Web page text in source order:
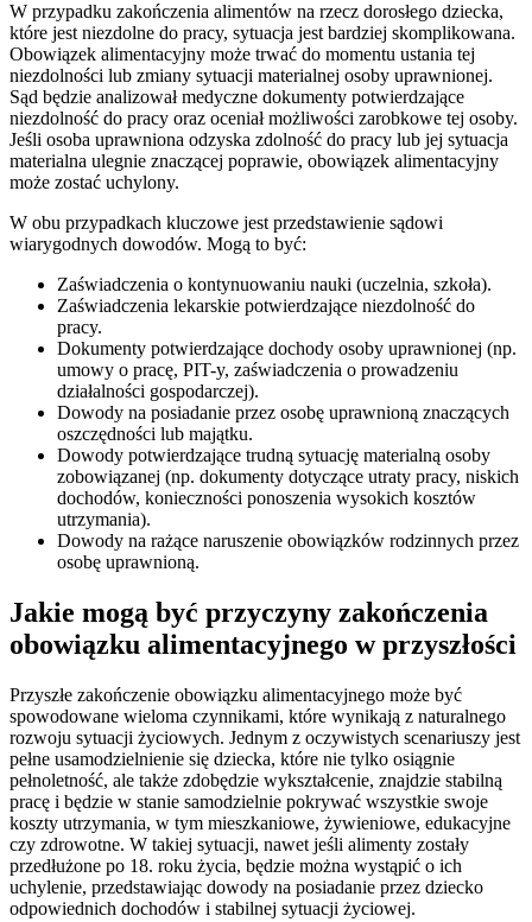
W przypadku zakończenia alimentów na rzecz dorosłego dziecka,
które jest niezdolne do pracy, sytuacja jest bardziej skomplikowana.
Obowiązek alimentacyjny może trwać do momentu ustania tej
niezdolności lub zmiany sytuacji materialnej osoby uprawnionej.
Sąd będzie analizował medyczne dokumenty potwierdzające
niezdolność do pracy oraz oceniał możliwości zarobkowe tej osoby.
Jeśli osoba uprawniona odzyska zdolność do pracy lub jej sytuacja
materialna ulegnie znaczącej poprawie, obowiązek alimentacyjny
może zostać uchylony.
W obu przypadkach kluczowe jest przedstawienie sądowi
wiarygodnych dowodów. Mogą to być:
Zaświadczenia o kontynuowaniu nauki (uczelnia, szkoła).
Zaświadczenia lekarskie potwierdzające niezdolność do
pracy.
Dokumenty potwierdzające dochody osoby uprawnionej (np.
umowy o pracę, PIT-y, zaświadczenia o prowadzeniu
działalności gospodarczej).
Dowody na posiadanie przez osobę uprawnioną znaczących
oszczędności lub majątku.
Dowody potwierdzające trudną sytuację materialną osoby
zobowiązanej (np. dokumenty dotyczące utraty pracy, niskich
dochodów, konieczności ponoszenia wysokich kosztów
utrzymania).
Dowody na rażące naruszenie obowiązków rodzinnych przez
osobę uprawnioną.
Jakie mogą być przyczyny zakończenia
obowiązku alimentacyjnego w przyszłości
Przyszłe zakończenie obowiązku alimentacyjnego może być
spowodowane wieloma czynnikami, które wynikają z naturalnego
rozwoju sytuacji życiowych. Jednym z oczywistych scenariuszy jest
pełne usamodzielnienie się dziecka, które nie tylko osiągnie
pełnoletność, ale także zdobędzie wykształcenie, znajdzie stabilną
pracę i będzie w stanie samodzielnie pokrywać wszystkie swoje
koszty utrzymania, w tym mieszkaniowe, żywieniowe, edukacyjne
czy zdrowotne. W takiej sytuacji, nawet jeśli alimenty zostały
przedłużone po 18. roku życia, będzie można wystąpić o ich
uchylenie, przedstawiając dowody na posiadanie przez dziecko
odpowiednich dochodów i stabilnej sytuacji życiowej.